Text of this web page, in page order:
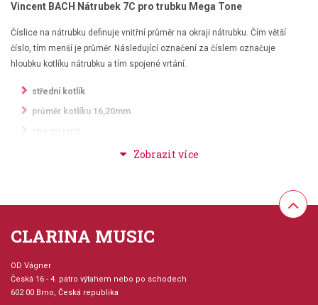
Vincent BACH Nátrubek 7C pro trubku Mega Tone
Číslice na nátrubku definuje vnitřní průměr na okraji nátrubku. Čím větší
číslo, tím menší je průměr. Následující označení za číslem označuje
hloubku kotlíku nátrubku a tím spojené vrtání.
střední kotlík
průměr kotlíku 16,20mm
tento nátrubek je oblíben na celém světě pro brilantní a čistý tón, od
amatérů až po profesionální hráče
Žádné písmeno=extra hluboký kotlík, vrtání 10
CLARINA MUSIC
OD Vágner
Česká 16 - 4. patro výtahem nebo po schodech
602 00 Brno, Česká republika